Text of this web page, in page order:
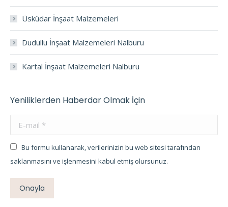
Üsküdar İnşaat Malzemeleri
Dudullu İnşaat Malzemeleri Nalburu
Kartal İnşaat Malzemeleri Nalburu
Yeniliklerden Haberdar Olmak İçin
E-mail *
Bu formu kullanarak, verilerinizin bu web sitesi tarafından
saklanmasını ve işlenmesini kabul etmiş olursunuz.
Onayla